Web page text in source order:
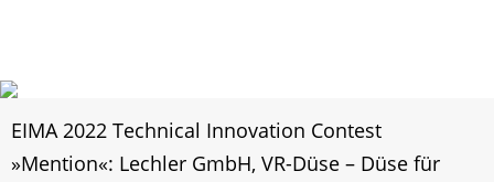
EIMA 2022 Technical Innovation Contest
»Mention«: Lechler GmbH, VR-Düse – Düse für